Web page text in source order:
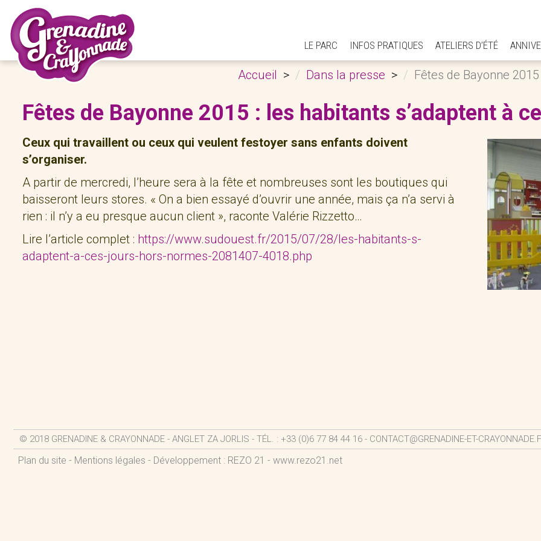
LE PARC INFOS PRATIQUES ATELIERS D’ÉTÉ
Accueil Dans la presse Fêtes de Bayonne
Fêtes de Bayonne 2015 : les habitants s’adaptent à
Ceux qui travaillent ou ceux qui veulent festoyer sans enfants doivent
s’organiser.
A partir de mercredi, l’heure sera à la fête et nombreuses sont les boutiques qui
baisseront leurs stores. « On a bien essayé d’ouvrir une année, mais ça n’a servi à
rien : il n’y a eu presque aucun client », raconte Valérie Rizzetto…
Lire l’article complet : https://www.sudouest.fr/2015/07/28/les-habitants-s-
adaptent-a-ces-jours-hors-normes-2081407-4018.php
© 2018 GRENADINE & CRAYONNADE - ANGLET ZA JORLIS - TÉL. : +33 (0)6 77 84 44 16 - CONTACT@GRENADINE-ET-
Plan du site - Mentions légales - Développement : REZO 21 - www.rezo21.net